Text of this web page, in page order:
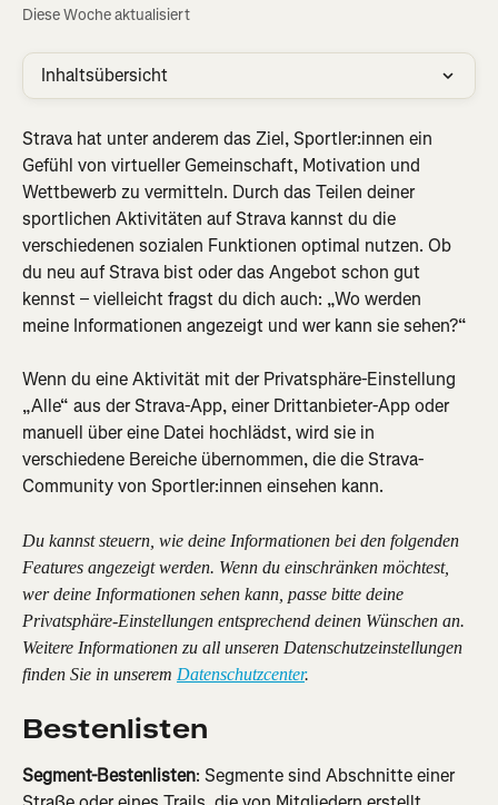
Diese Woche aktualisiert
Inhaltsübersicht
Strava hat unter anderem das Ziel, Sportler:innen ein
Gefühl von virtueller Gemeinschaft, Motivation und
Wettbewerb zu vermitteln. Durch das Teilen deiner
sportlichen Aktivitäten auf Strava kannst du die
verschiedenen sozialen Funktionen optimal nutzen. Ob
du neu auf Strava bist oder das Angebot schon gut
kennst – vielleicht fragst du dich auch: „Wo werden
meine Informationen angezeigt und wer kann sie sehen?“
Wenn du eine Aktivität mit der Privatsphäre-Einstellung
„Alle“ aus der Strava-App, einer Drittanbieter-App oder
manuell über eine Datei hochlädst, wird sie in
verschiedene Bereiche übernommen, die die Strava-
Community von Sportler:innen einsehen kann.
Du kannst steuern, wie deine Informationen bei den folgenden
Features angezeigt werden. Wenn du einschränken möchtest,
wer deine Informationen sehen kann, passe bitte deine
Privatsphäre-Einstellungen entsprechend deinen Wünschen an.
Weitere Informationen zu all unseren Datenschutzeinstellungen
finden Sie in unserem Datenschutzcenter.
Bestenlisten
Segment-Bestenlisten: Segmente sind Abschnitte einer